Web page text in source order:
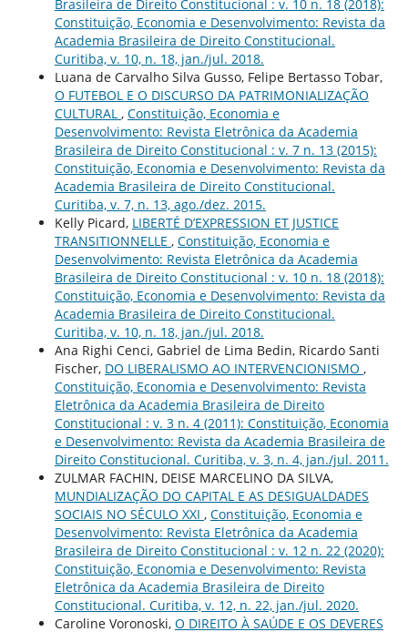
Brasileira de Direito Constitucional : v. 10 n. 18 (2018):
Constituição, Economia e Desenvolvimento: Revista da
Academia Brasileira de Direito Constitucional.
Curitiba, v. 10, n. 18, jan./jul. 2018.
Luana de Carvalho Silva Gusso, Felipe Bertasso Tobar,
O FUTEBOL E O DISCURSO DA PATRIMONIALIZAÇÃO
CULTURAL , Constituição, Economia e
Desenvolvimento: Revista Eletrônica da Academia
Brasileira de Direito Constitucional : v. 7 n. 13 (2015):
Constituição, Economia e Desenvolvimento: Revista da
Academia Brasileira de Direito Constitucional.
Curitiba, v. 7, n. 13, ago./dez. 2015.
Kelly Picard, LIBERTÉ D’EXPRESSION ET JUSTICE
TRANSITIONNELLE , Constituição, Economia e
Desenvolvimento: Revista Eletrônica da Academia
Brasileira de Direito Constitucional : v. 10 n. 18 (2018):
Constituição, Economia e Desenvolvimento: Revista da
Academia Brasileira de Direito Constitucional.
Curitiba, v. 10, n. 18, jan./jul. 2018.
Ana Righi Cenci, Gabriel de Lima Bedin, Ricardo Santi
Fischer, DO LIBERALISMO AO INTERVENCIONISMO ,
Constituição, Economia e Desenvolvimento: Revista
Eletrônica da Academia Brasileira de Direito
Constitucional : v. 3 n. 4 (2011): Constituição, Economia
e Desenvolvimento: Revista da Academia Brasileira de
Direito Constitucional. Curitiba, v. 3, n. 4, jan./jul. 2011.
ZULMAR FACHIN, DEISE MARCELINO DA SILVA,
MUNDIALIZAÇÃO DO CAPITAL E AS DESIGUALDADES
SOCIAIS NO SÉCULO XXI , Constituição, Economia e
Desenvolvimento: Revista Eletrônica da Academia
Brasileira de Direito Constitucional : v. 12 n. 22 (2020):
Constituição, Economia e Desenvolvimento: Revista
Eletrônica da Academia Brasileira de Direito
Constitucional. Curitiba, v. 12, n. 22, jan./jul. 2020.
Caroline Voronoski, O DIREITO À SAÚDE E OS DEVERES